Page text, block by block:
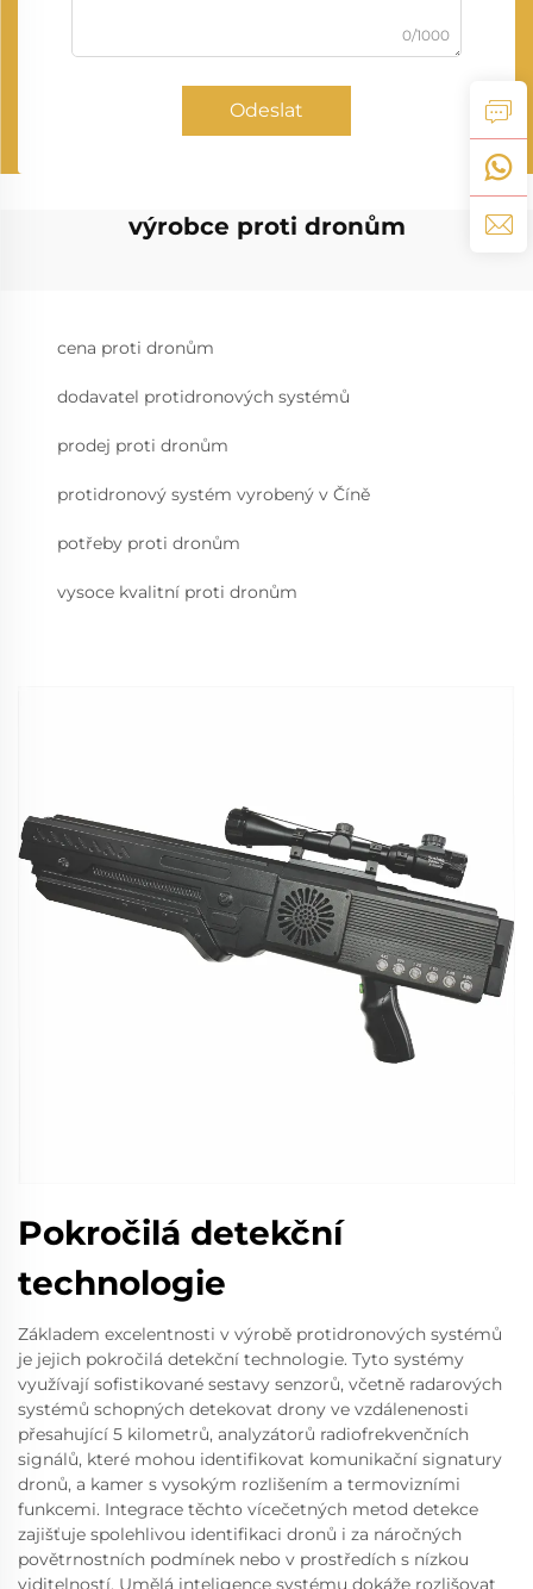
0/1000
Odeslat
výrobce proti dronům
cena proti dronům
dodavatel protidronových systémů
prodej proti dronům
protidronový systém vyrobený v Číně
potřeby proti dronům
vysoce kvalitní proti dronům
Pokročilá detekční
technologie
Základem excelentnosti v výrobě protidronových systémů
je jejich pokročilá detekční technologie. Tyto systémy
využívají sofistikované sestavy senzorů, včetně radarových
systémů schopných detekovat drony ve vzdálenenosti
přesahující 5 kilometrů, analyzátorů radiofrekvenčních
signálů, které mohou identifikovat komunikační signatury
dronů, a kamer s vysokým rozlišením a termovizními
funkcemi. Integrace těchto vícečetných metod detekce
zajišťuje spolehlivou identifikaci dronů i za náročných
povětrnostních podmínek nebo v prostředích s nízkou
viditelností. Umělá inteligence systému dokáže rozlišovat